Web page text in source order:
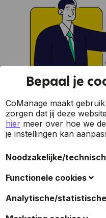
Bepaal je
CoManage maakt
zorgen dat jij deze
hier meer over hoe we
je instellingen kan
Noodzakelijke/
Deze cookies verzamelen
gebruiksvriendelijkheid
van de bezoekers te
wanneer u terugkeert
gebruikersnaam en taal-
Functionele cookies
Ook bekend als
kan een website keuzes
verleden hebt gemaakt,
Analytische/
Deze cookies